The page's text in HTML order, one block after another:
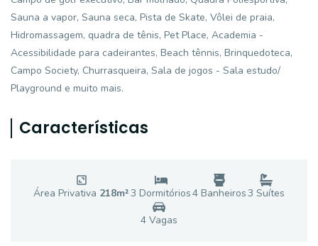
Sauna a vapor, Sauna seca, Pista de Skate, Vôlei de praia,
Hidromassagem, quadra de tênis, Pet Place, Academia -
Acessibilidade para cadeirantes, Beach tênnis, Brinquedoteca,
Campo Society, Churrasqueira, Sala de jogos - Sala estudo/
Playground e muito mais.
Características
Área Privativa 218m²3 Dormitórios4 Banheiros3 Suítes
4 Vagas